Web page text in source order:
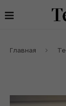
Главная